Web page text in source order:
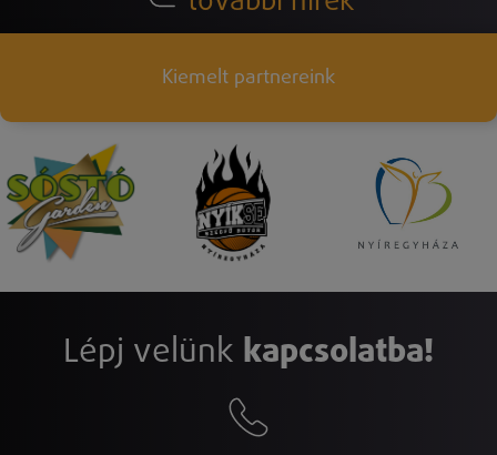
Kiemelt partnereink
Lépj velünk kapcsolatba!